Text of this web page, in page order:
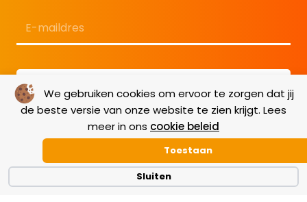
We gebruiken cookies om ervoor te zorgen dat jij
de beste versie van onze website te zien krijgt. Lees
meer in ons cookie beleid
Toestaan
Sluiten
mailadres *